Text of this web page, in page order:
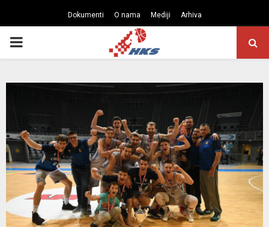
Dokumenti O nama Mediji Arhiva
PRIMARY